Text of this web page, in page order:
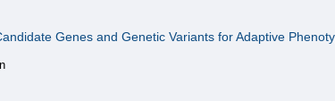
Genes and Genetic Variants for Adaptive